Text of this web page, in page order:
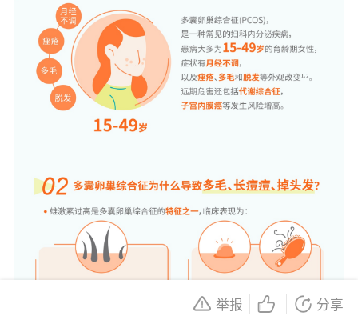
举报 分享